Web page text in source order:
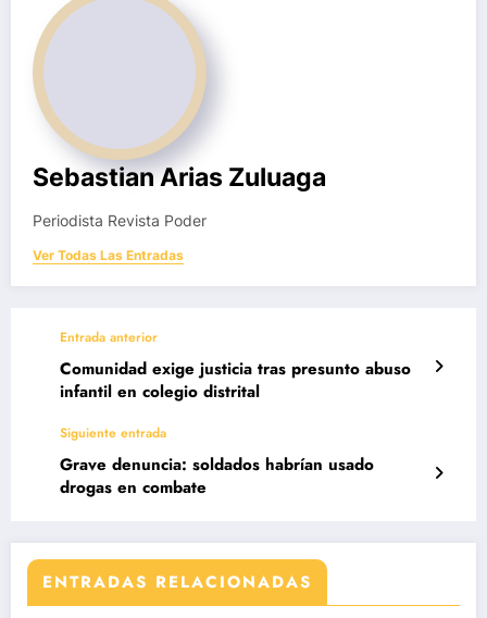
Sebastian Arias Zuluaga
Periodista Revista Poder
Ver Todas Las Entradas
Entrada anterior
Comunidad exige justicia tras presunto abuso
infantil en colegio distrital
Siguiente entrada
Grave denuncia: soldados habrían usado
drogas en combate
ENTRADAS RELACIONADAS